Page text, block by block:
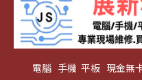
電腦 手機 平板 現金無